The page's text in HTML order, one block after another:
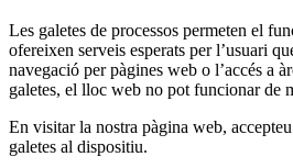
Les galetes de processos permeten el
ofereixen serveis esperats per l’usuari
navegació per pàgines web o l’accés a
galetes, el lloc web no pot funcionar de
En visitar la nostra pàgina web,
galetes al dispositiu.